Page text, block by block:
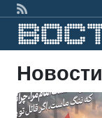
Новости